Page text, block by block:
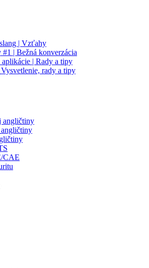
| Vzťahy
| Bežná konverzácia
| Rady a tipy
rady a tipy
angličtiny
CAE